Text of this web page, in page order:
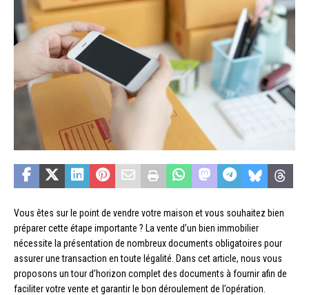
Vous êtes sur le point de vendre votre maison et vous souhaitez bien
préparer cette étape importante ? La vente d’un bien immobilier
nécessite la présentation de nombreux documents obligatoires pour
assurer une transaction en toute légalité. Dans cet article, nous vous
proposons un tour d’horizon complet des documents à fournir afin de
faciliter votre vente et garantir le bon déroulement de l’opération.